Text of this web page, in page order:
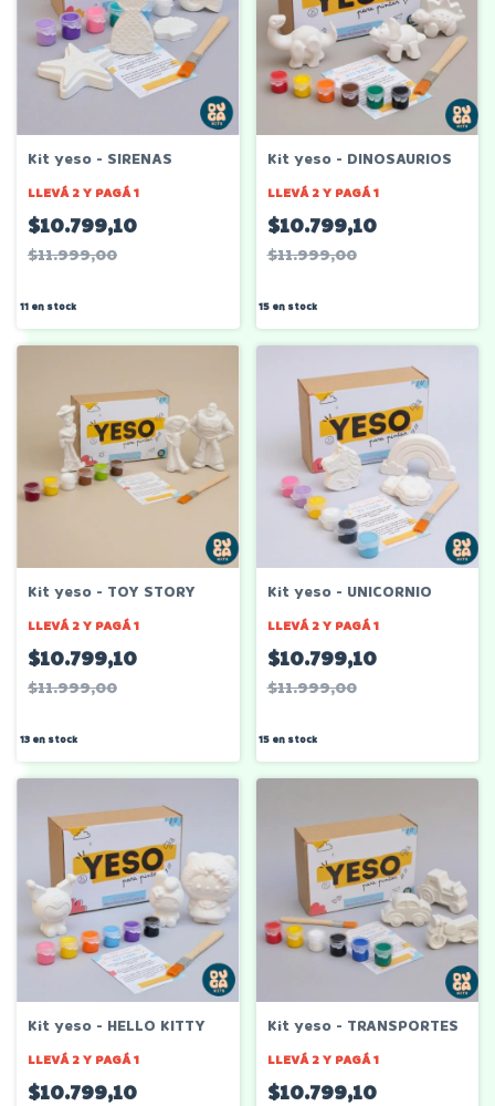
Kit yeso - SIRENAS
LLEVÁ 2 Y PAGÁ 1
$10.799,10
$11.999,00
11en stock
Kit yeso - DINOSAURIOS
LLEVÁ 2 Y PAGÁ 1
$10.799,10
$11.999,00
15 en stock
Kit yeso - TOY STORY
LLEVÁ 2 Y PAGÁ 1
$10.799,10
$11.999,00
13en stock
Kit yeso - UNICORNIO
LLEVÁ 2 Y PAGÁ 1
$10.799,10
$11.999,00
15 en stock
Kit yeso - HELLO KITTY
LLEVÁ 2 Y PAGÁ 1
$10.799,10
Kit yeso - TRANSPORTES
LLEVÁ 2 Y PAGÁ 1
$10.799,10